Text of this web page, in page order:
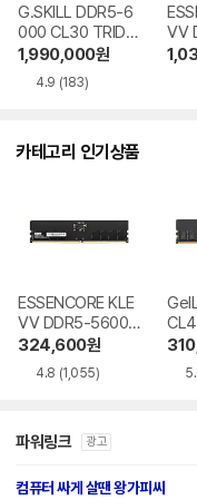
G.SKILL DDR5-6
000 CL30 TRIDE
NT Z5 NEO RGB
Gx2)
1,990,000원
4.9 (183)
VV
카테고리 인기상품
ESSENCORE KLE
VV DDR5-5600
CL46 파인인포
324,600원
4.8 (1,055)
파워링크 광고
컴퓨터 싸게 살땐 왕가피씨